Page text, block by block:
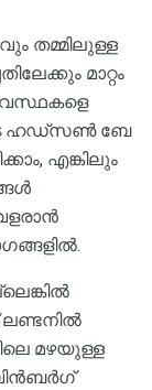
തമ്മിലുള്ള
മാറ്റം
ഹഡ്സൺ ബേ
എങ്കിലും
മഴയുള്ള